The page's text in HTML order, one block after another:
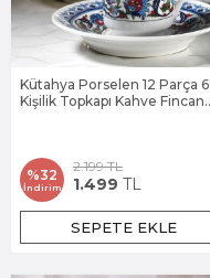
Kütahya Porselen 12 Parça 6
Kişilik Topkapı Kahve Fincan
%32
İndirim
2.199TL
1.499 TL
SEPETE EKLE